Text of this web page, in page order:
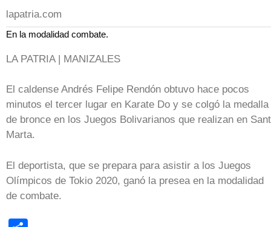
lapatria.com
En la modalidad combate.
LA PATRIA | MANIZALES
El caldense Andrés Felipe Rendón obtuvo hace pocos
minutos el tercer lugar en Karate Do y se colgó la medalla
de bronce en los Juegos Bolivarianos que realizan en
Marta.
El deportista, que se prepara para asistir a los Juegos
Olímpicos de Tokio 2020, ganó la presea en la modalidad
de combate.